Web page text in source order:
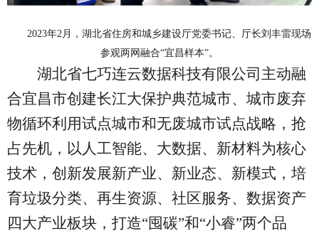
2023年2月，湖北省住房和城乡建设厅党委书记、厅长刘丰雷现场
参观两网融合“宜昌样本”。
湖北省七巧连云数据科技有限公司主动融
合宜昌市创建长江大保护典范城市、城市废弃
物循环利用试点城市和无废城市试点战略，抢
占先机，以人工智能、大数据、新材料为核心
技术，创新发展新产业、新业态、新模式，培
育垃圾分类、再生资源、社区服务、数据资产
四大产业板块，打造“囤碳”和“小睿”两个品